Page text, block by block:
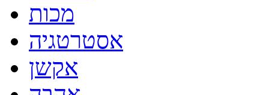
מכות
אסטרטגיה
אקשן